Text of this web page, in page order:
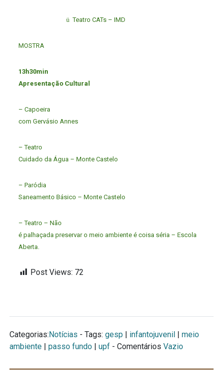
ü Teatro CATs – IMD
MOSTRA
13h30min
Apresentação Cultural
– Capoeira
com Gervásio Annes
– Teatro
Cuidado da Água – Monte Castelo
– Paródia
Saneamento Básico – Monte Castelo
– Teatro – Não
é palhaçada preservar o meio ambiente é coisa séria – Escola
Aberta.
Post Views: 72
Categorias: Notícias - Tags: gesp infantojuvenil
meio
ambiente
passo fundo upf - Comentários Vazio